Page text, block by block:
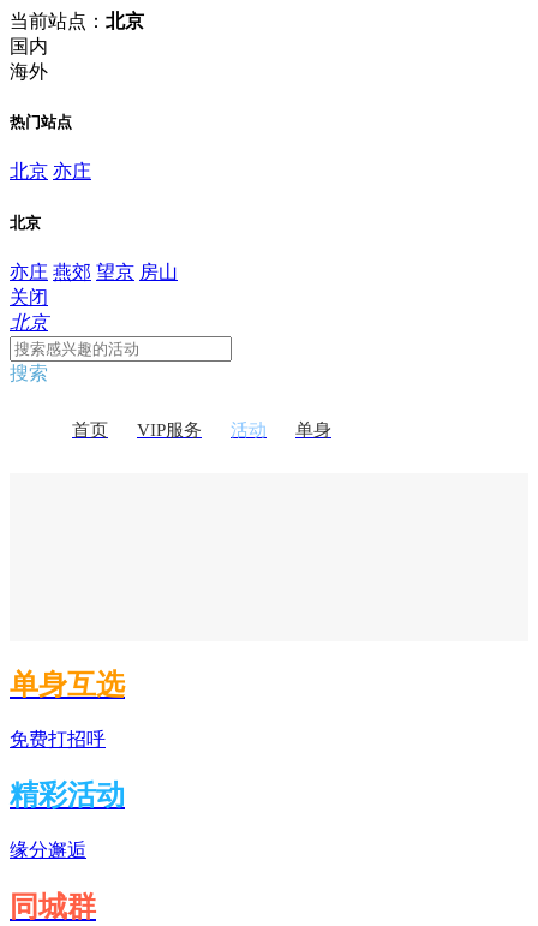
当前站点： 北京
国内
海外
热门站点
北京 亦庄
北京
亦庄 燕郊 望京 房山
关闭
北京
搜索
首页 VIP服务 活动 单身
单身互选
免费打招呼
精彩活动
缘分邂逅
同城群